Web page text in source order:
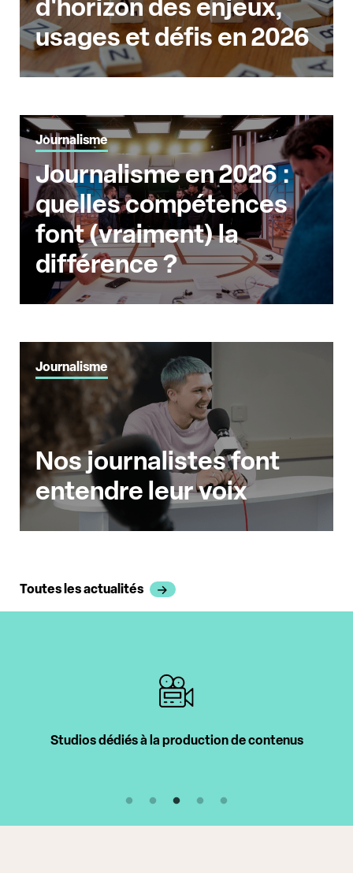
d'horizon des enjeux,
usages et défis en 2026
Journalisme
Journalisme en 2026 :
quelles compétences
font (vraiment) la
différence ?
Journalisme
Nos journalistes font
entendre leur voix
Toutes les actualités
Studios dédiés à la production de contenus